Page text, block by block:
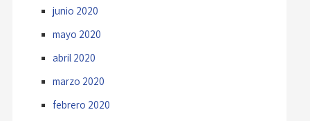
junio 2020
mayo 2020
abril 2020
marzo 2020
febrero 2020